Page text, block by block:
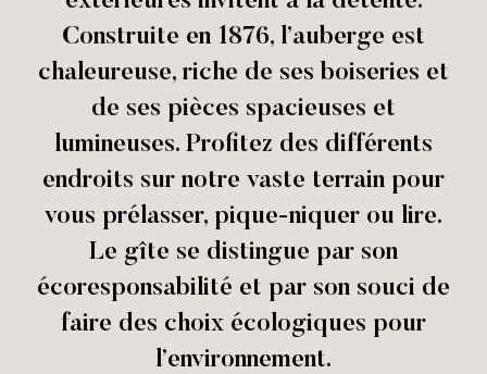
Construite en 1876, l’auberge est
chaleureuse, riche de ses boiseries et
de ses pièces spacieuses et
lumineuses. Profitez des différents
endroits sur notre vaste terrain pour
vous prélasser, pique-niquer ou lire.
Le gîte se distingue par son
écoresponsabilité et par son souci de
faire des choix écologiques pour
l’environnement.